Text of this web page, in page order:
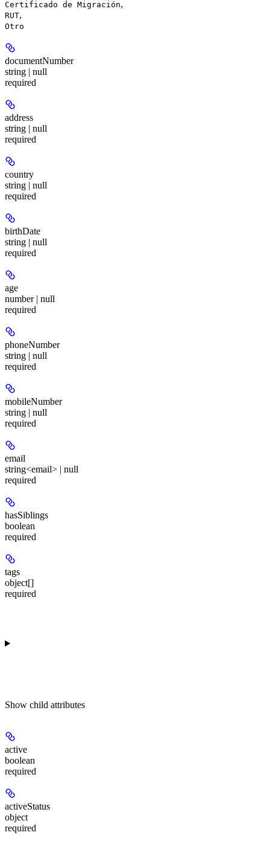
Certificado de Migración,
RUT,
Otro
documentNumber
string | null
required
address
string | null
required
country
string | null
required
birthDate
string | null
required
age
number | null
required
phoneNumber
string | null
required
mobileNumber
string | null
required
email
string<email> | null
required
hasSiblings
boolean
required
tags
object[]
required
Show child attributes
active
boolean
required
activeStatus
object
required